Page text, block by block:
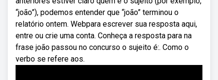
“joão”), podemos entender que “joão” terminou o
relatório ontem. Webpara escrever sua resposta aqui,
entre ou crie uma conta. Conheça a resposta para na
frase joão passou no concurso o sujeito é:. Como o
verbo se refere aos.